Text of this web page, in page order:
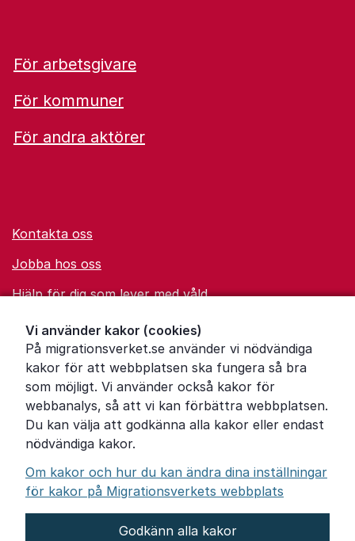
Vi använder kakor (cookies)
På migrationsverket.se använder vi nödvändiga
kakor för att webbplatsen ska fungera så bra
som möjligt. Vi använder också kakor för
webbanalys, så att vi kan förbättra webbplatsen.
Du kan välja att godkänna alla kakor eller endast
nödvändiga kakor.
Om kakor och hur du kan ändra dina inställningar
för kakor på Migrationsverkets webbplats
Godkänn alla kakor
För arbetsgivare
För kommuner
För andra aktörer
Kontakta oss
Jobba hos oss
Hjälp för dig som lever med våld
Ordförklaringar
Om Migrationsverket
Pressrum
Tillgänglighetsredogörelse
Other languages